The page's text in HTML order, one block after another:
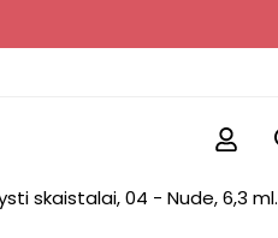
skaistalai, 04 - Nude, 6,3 ml.